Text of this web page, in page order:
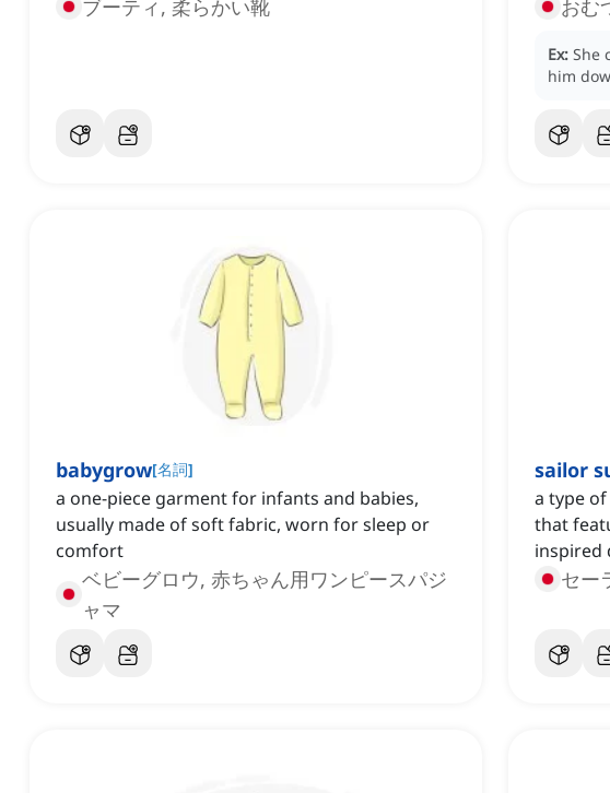
ブーティ, 柔らかい靴 おむ
Ex: She
him
babygrow[名詞]
a one-piece garment for infants and babies,
usually made of soft fabric, worn for sleep or
comfort
ベビーグロウ, 赤ちゃん用ワンピースパジ
ャマ
sailor
a type
that
inspired
セー